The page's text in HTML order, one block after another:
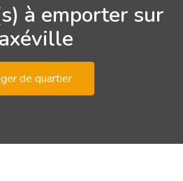
à emporter sur
de quartier